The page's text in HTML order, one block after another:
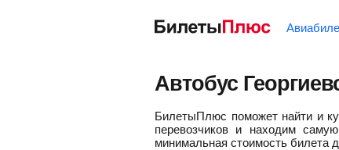
Автобус
БилетыПлюс поможет найти и
перевозчиков и находим
минимальная стоимость билета